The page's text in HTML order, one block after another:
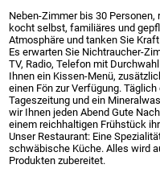
Neben-Zimmer bis 30
kocht selbst, familiäres und
Atmosphäre und tanken Sie
Es erwarten Sie Nichtraucher-
TV, Radio, Telefon mit
Ihnen ein Kissen-Menü,
einen Fön zur Verfügung.
Tageszeitung und ein
wir Ihnen jeden Abend Gute
einem reichhaltigen Frühstück
Unser Restaurant: Eine
schwäbische Küche. Alles wird
Produkten zubereitet.